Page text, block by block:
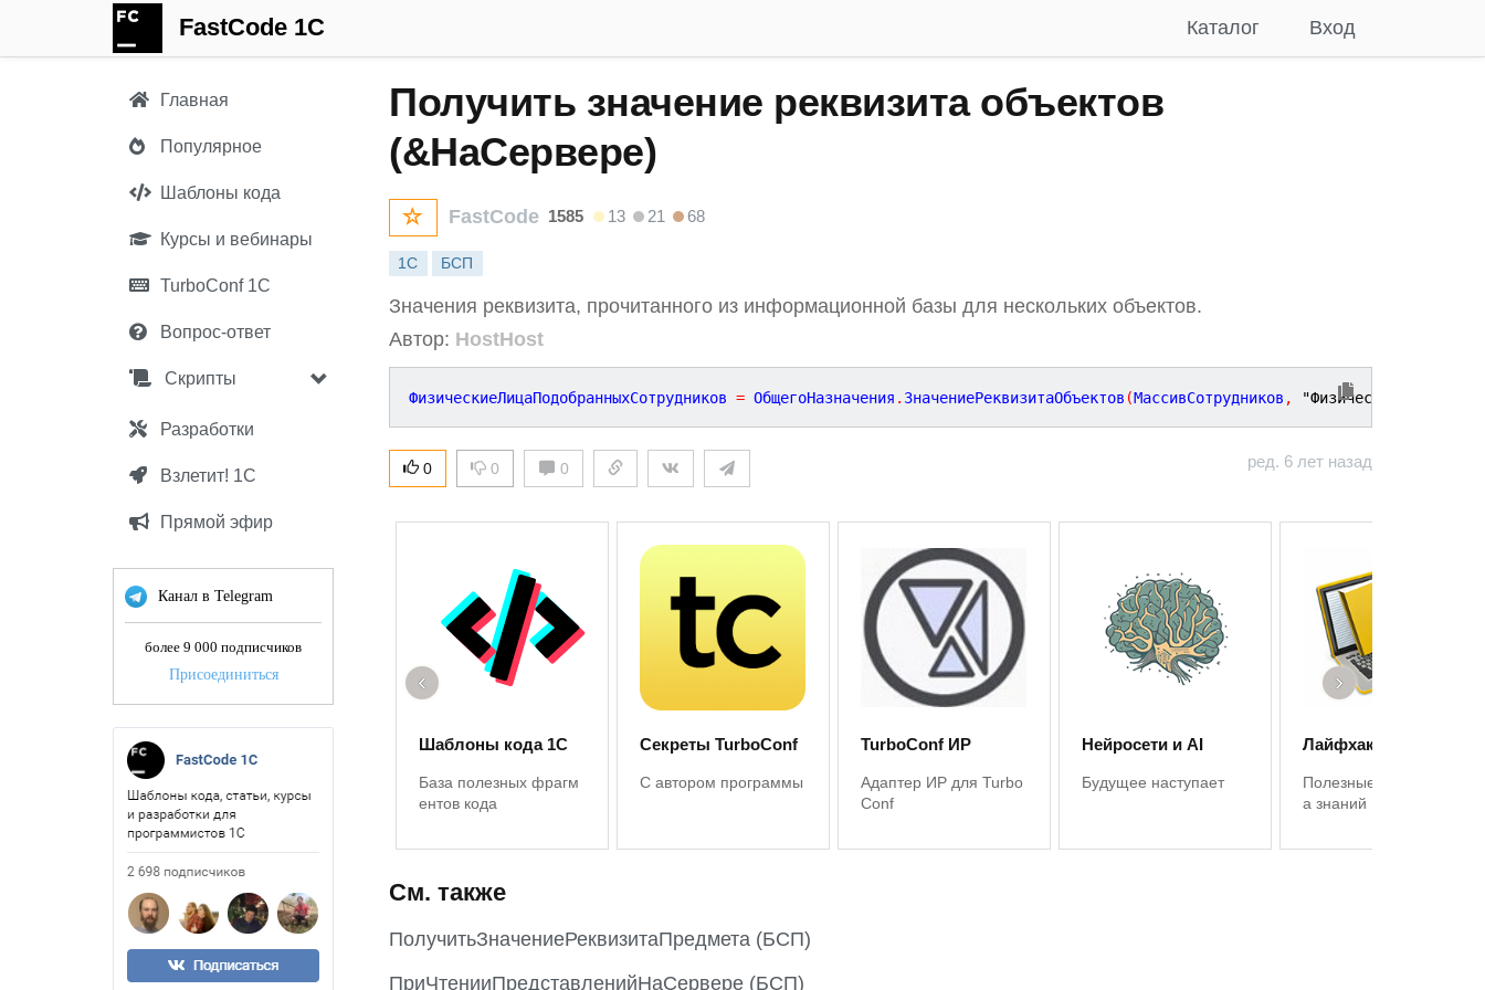
FastCode 1C Вход
Каталог
Главная
Популярное
Шаблоны кода
Курсы и вебинары
TurboConf 1С
Вопрос-ответ
Скрипты
Разработки
Взлетит! 1С
Прямой эфир
Канал в Telegram
более 9 000 подписчиков
Присоединиться
Получить значение реквизита объектов
(&НаСервере)
FastCode 1585 13 21 68
1С БСП
Значения реквизита, прочитанного из информационной базы для нескольких объектов.
Автор: HostHost
ФизическиеЛицаПодобранныхСотрудников = ОбщегоНазначения . ЗначениеРеквизитаОбъектов (МассивСотрудников , "ФизическоеЛицо"
0 0 0 ред. 6 лет назад
Шаблоны кода 1С
База полезных фрагм
ентов кода
Секреты TurboConf
С автором программы
TurboConf ИР
Адаптер ИР для Turbo
Conf
Нейросети и AI
Будущее наступает
Лайфхаки 1С
Полезные советы, баз
а знаний
‹ ›
См. также
ПолучитьЗначениеРеквизитаПредмета (БСП)
ПриЧтенииПредставленийНаСервере (БСП)